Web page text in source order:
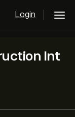
Login
Int